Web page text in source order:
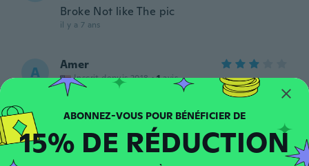
Broke Not like The pic
il y a 7 ans
A Amer
Inscrit depuis 2018 · 1 avis
il y a 7 ans
P Paolo
Inscrit depuis 2017 · 25 avis · 1 chargements
15% DE RÉDUCTION